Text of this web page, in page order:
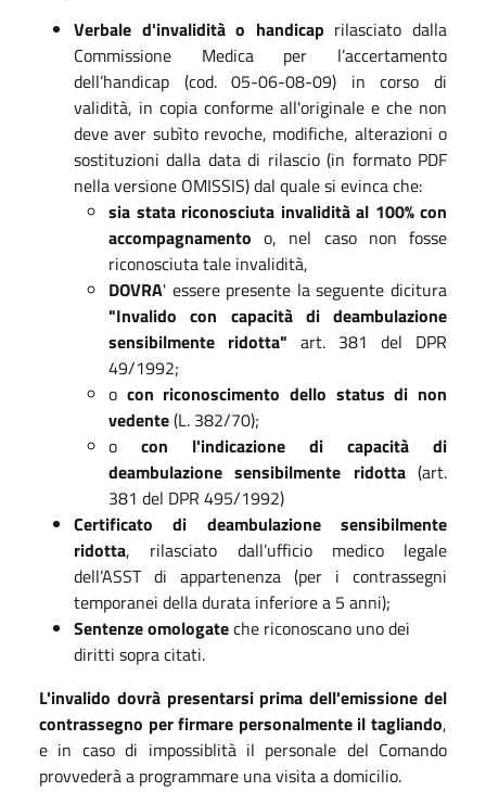
Verbale d'invalidità o handicap rilasciato dalla
Commissione Medica per l’accertamento
dell’handicap (cod. 05-06-08-09) in corso di
validità, in copia conforme all'originale e che non
deve aver subìto revoche, modifiche, alterazioni o
sostituzioni dalla data di rilascio (in formato PDF
nella versione OMISSIS) dal quale si evinca che:
sia stata riconosciuta invalidità al 100% con
accompagnamento o, nel caso non fosse
riconosciuta tale invalidità,
DOVRA' essere presente la seguente dicitura
"Invalido con capacità di deambulazione
sensibilmente ridotta" art. 381 del DPR
49/1992;
o con riconoscimento dello status di non
vedente(L. 382/70);
o con l'indicazione di capacità di
deambulazione sensibilmente ridotta(art.
381 del DPR 495/1992)
Certificato di deambulazione sensibilmente
ridotta, rilasciato dall’ufficio medico legale
dell’ASST di appartenenza (per i contrassegni
temporanei della durata inferiore a 5 anni);
Sentenze omologateche riconoscano uno dei
diritti sopra citati.
L'invalido dovrà presentarsi prima dell'emissione del
contrassegno per firmare personalmente il tagliando,
e in caso di impossiblità il personale del Comando
provvederà a programmare una visita a domicilio.